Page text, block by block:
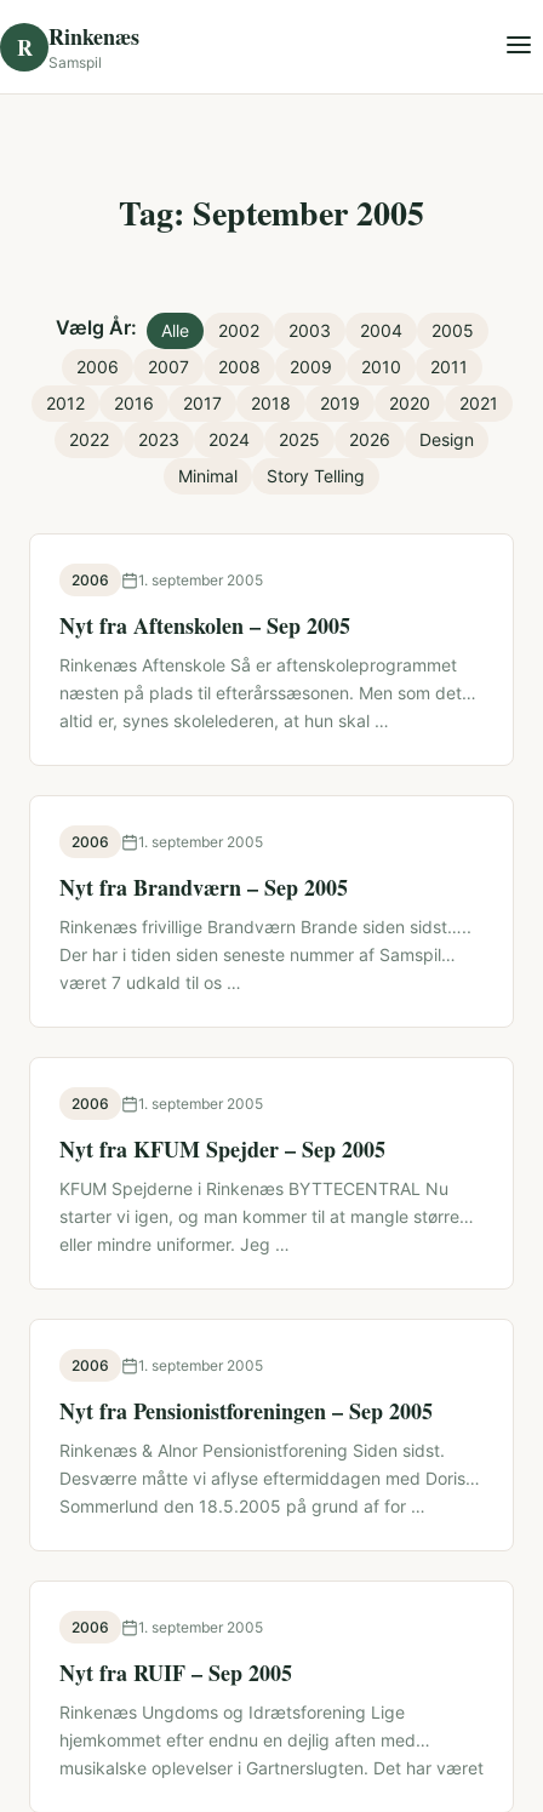
R Rinkenæs
Samspil
Tag: September 2005
Vælg År: Alle 2002 2003 2004
2005
2006
2007 2008 2009 2010
2011
2012
2016 2017 2018 2019 2020
2021
2022
2023 2024 2025 2026
Design
Minimal
Story Telling
2006 1. september 2005
Nyt fra Aftenskolen – Sep 2005
Rinkenæs Aftenskole Så er aftenskoleprogrammet
næsten på plads til efterårssæsonen. Men som det
altid er, synes skolelederen, at hun skal …
2006 1. september 2005
Nyt fra Brandværn – Sep 2005
Rinkenæs frivillige Brandværn Brande siden sidst…..
Der har i tiden siden seneste nummer af Samspil
været 7 udkald til os …
2006 1. september 2005
Nyt fra KFUM Spejder – Sep 2005
KFUM Spejderne i Rinkenæs BYTTECENTRAL Nu
starter vi igen, og man kommer til at mangle større
eller mindre uniformer. Jeg …
2006 1. september 2005
Nyt fra Pensionistforeningen – Sep 2005
Rinkenæs & Alnor Pensionistforening Siden sidst.
Desværre måtte vi aflyse eftermiddagen med Doris
Sommerlund den 18.5.2005 på grund af for …
2006 1. september 2005
Nyt fra RUIF – Sep 2005
Rinkenæs Ungdoms og Idrætsforening Lige
hjemkommet efter endnu en dejlig aften med
musikalske oplevelser i Gartnerslugten. Det har været